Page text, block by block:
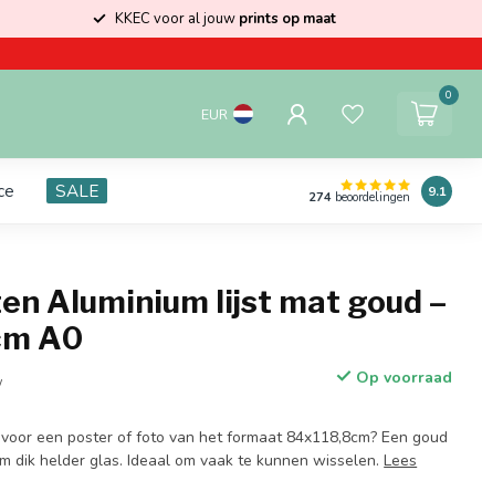
KKEC voor al jouw prints op maat
EUR
0
SALE 274 beoordelingen 9.1
Aluminium lijst mat goud –
A0
Op voorraad
een poster of foto van het formaat 84x118,8cm? Een goud
dik helder glas. Ideaal om vaak te kunnen wisselen.Lees